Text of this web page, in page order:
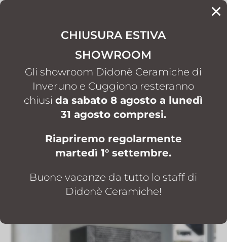
×
CHIUSURA ESTIVA
SHOWROOM
Gli showroom Didonè Ceramiche di
Inveruno e Cuggiono resteranno
chiusida sabato 8 agosto a lunedì
31 agosto compresi.
Riapriremo regolarmente
martedì 1° settembre.
Buone vacanze da tutto lo staff di
Didonè Ceramiche!
I vantaggi della stufa a
pellet
Ott 20, 2023|News